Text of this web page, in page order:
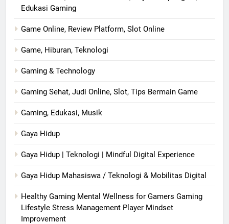
Edukasi Gaming
Game Online, Review Platform, Slot Online
Game, Hiburan, Teknologi
Gaming & Technology
Gaming Sehat, Judi Online, Slot, Tips Bermain Game
Gaming, Edukasi, Musik
Gaya Hidup
Gaya Hidup | Teknologi | Mindful Digital Experience
Gaya Hidup Mahasiswa / Teknologi & Mobilitas Digital
Healthy Gaming Mental Wellness for Gamers Gaming
Lifestyle Stress Management Player Mindset
Improvement